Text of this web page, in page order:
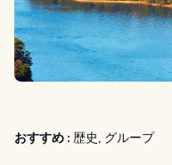
おすすめ : 歴史, グループ